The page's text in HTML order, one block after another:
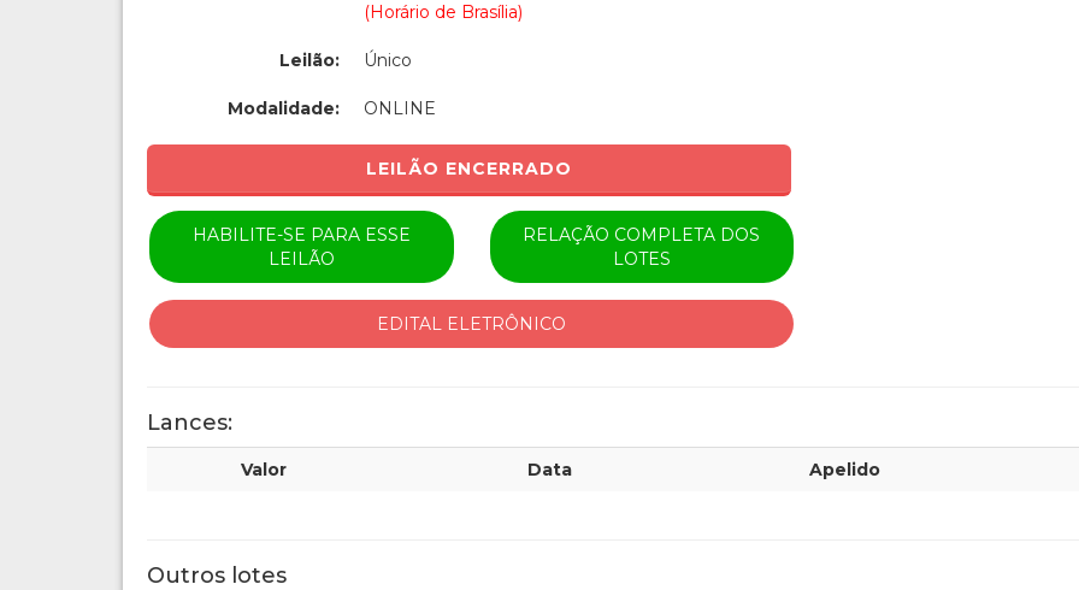
(Horário de Brasília)
Leilão: Único
Modalidade: ONLINE
LEILÃO ENCERRADO
HABILITE-SE PARA ESSE
LEILÃO
RELAÇÃO COMPLETA DOS
LOTES
EDITAL ELETRÔNICO
Lances:
Valor Data Apelido
Outros lotes